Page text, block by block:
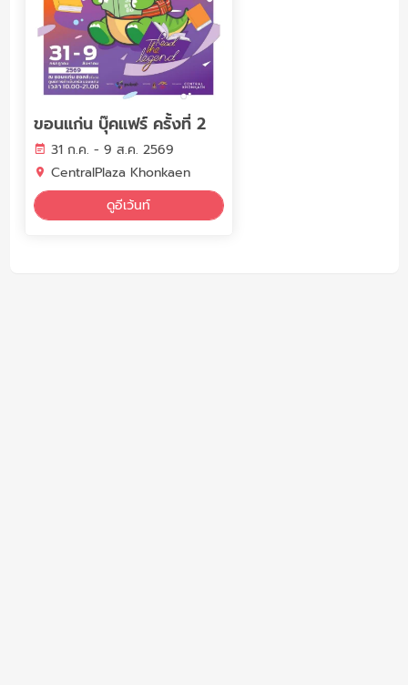
ขอนแก่น บุ๊คแฟร์ ครั้งที่ 2
31 ก.ค. - 9 ส.ค. 2569
CentralPlaza Khonkaen
ดูอีเว้นท์